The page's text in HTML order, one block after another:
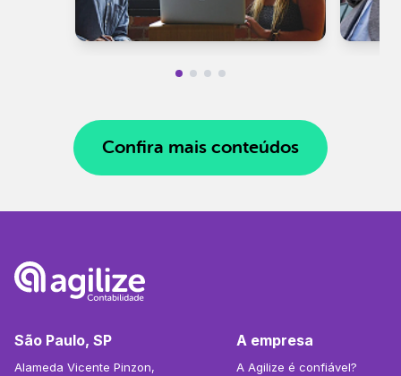
Confira mais conteúdos
São Paulo, SP
Alameda Vicente Pinzon,
A empresa
A Agilize é confiável?